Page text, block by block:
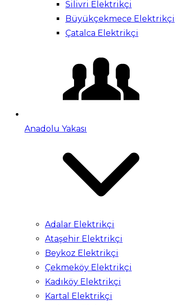
Silivri Elektrikçi
Büyükçekmece Elektrikçi
Çatalca Elektrikçi
Anadolu Yakası
Adalar Elektrikçi
Ataşehir Elektrikçi
Beykoz Elektrikçi
Çekmeköy Elektrikçi
Kadıköy Elektrikçi
Kartal Elektrikçi